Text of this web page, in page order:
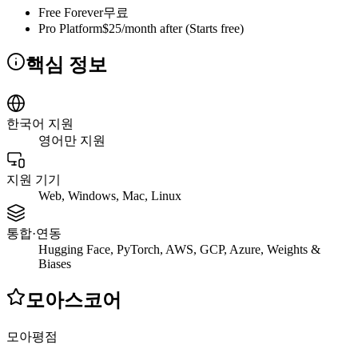
Free Forever무료
Pro Platform$25/month after (Starts free)
핵심 정보
한국어 지원
영어만 지원
지원 기기
Web, Windows, Mac, Linux
통합·연동
Hugging Face, PyTorch, AWS, GCP, Azure, Weights &
Biases
모아스코어
모아평점